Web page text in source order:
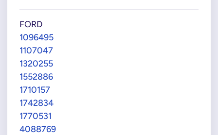
FORD
1096495
1107047
1320255
1552886
1710157
1742834
1770531
4088769